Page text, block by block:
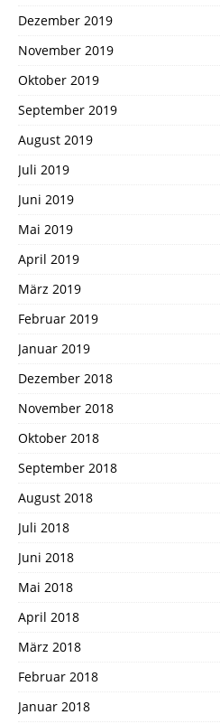
Dezember 2019
November 2019
Oktober 2019
September 2019
August 2019
Juli 2019
Juni 2019
Mai 2019
April 2019
März 2019
Februar 2019
Januar 2019
Dezember 2018
November 2018
Oktober 2018
September 2018
August 2018
Juli 2018
Juni 2018
Mai 2018
April 2018
März 2018
Februar 2018
Januar 2018